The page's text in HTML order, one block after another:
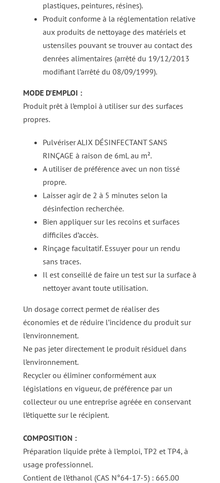
plastiques, peintures, résines).
Produit conforme à la réglementation relative
aux produits de nettoyage des matériels et
ustensiles pouvant se trouver au contact des
denrées alimentaires (arrêté du 19/12/2013
modifiant l’arrêté du 08/09/1999).
MODE D’EMPLOI :
Produit prêt à l’emploi à utiliser sur des surfaces
propres.
Pulvériser ALIX DÉSINFECTANT SANS
RINÇAGE à raison de 6mL au m².
A utiliser de préférence avec un non tissé
propre.
Laisser agir de 2 à 5 minutes selon la
désinfection recherchée.
Bien appliquer sur les recoins et surfaces
difficiles d’accès.
Rinçage facultatif. Essuyer pour un rendu
sans traces.
Il est conseillé de faire un test sur la surface à
nettoyer avant toute utilisation.
Un dosage correct permet de réaliser des
économies et de réduire l’incidence du produit sur
l’environnement.
Ne pas jeter directement le produit résiduel dans
l’environnement.
Recycler ou éliminer conformément aux
législations en vigueur, de préférence par un
collecteur ou une entreprise agréée en conservant
l’étiquette sur le récipient.
COMPOSITION :
Préparation liquide prête à l’emploi, TP2 et TP4, à
usage professionnel.
Contient de l’éthanol (CAS N°64-17-5) : 665.00